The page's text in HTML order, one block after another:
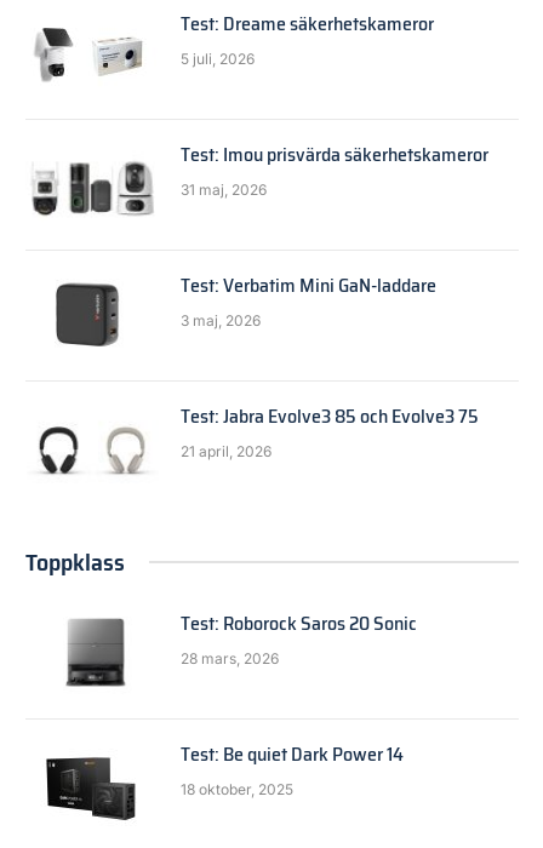
Test: Dreame säkerhetskameror
5 juli, 2026
Test: Imou prisvärda säkerhetskameror
31 maj, 2026
Test: Verbatim Mini GaN-laddare
3 maj, 2026
Test: Jabra Evolve3 85 och Evolve3 75
21 april, 2026
Toppklass
Test: Roborock Saros 20 Sonic
28 mars, 2026
Test: Be quiet Dark Power 14
18 oktober, 2025